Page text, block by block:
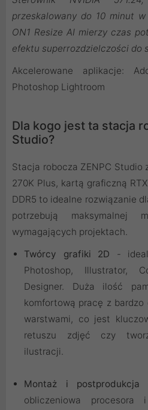
przeskalowany do 10 minut
ON1 Resize AI mierzy czas
efektu superrozdzielczości do
Akcelerowane aplikacje:
Photoshop Lightroom
Dla kogo jest ta stacja
Studio?
Stacja robocza ZENPC Studio
270K Plus, kartą graficzną
DDR5 to idealne rozwiązanie
potrzebują maksymalnej
wymagających projektach.
Twórcy grafiki 2D -
Photoshop, Illustrator,
Designer. Duża ilość
komfortową pracę z
warstwami, co jest
retuszu zdjęć czy
ilustracji.
Montaż i postprodukcja
obliczeniowa